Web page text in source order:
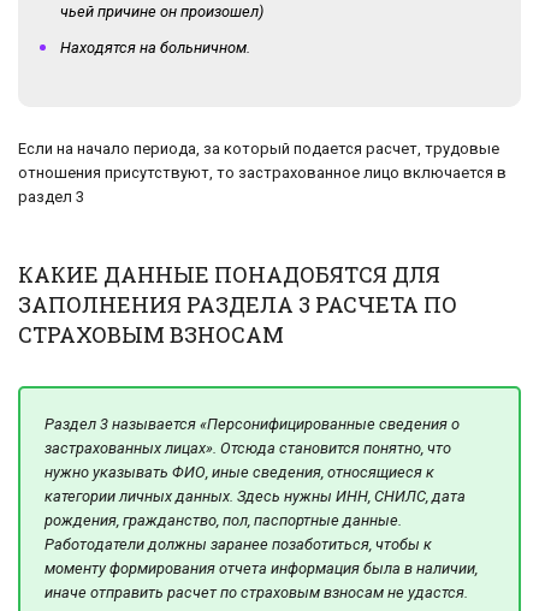
чьей причине он произошел)
Находятся на больничном.
Если на начало периода, за который подается расчет, трудовые
отношения присутствуют, то застрахованное лицо включается в
раздел 3
КАКИЕ ДАННЫЕ ПОНАДОБЯТСЯ ДЛЯ
ЗАПОЛНЕНИЯ РАЗДЕЛА 3 РАСЧЕТА ПО
СТРАХОВЫМ ВЗНОСАМ
Раздел 3 называется «Персонифицированные сведения о
застрахованных лицах». Отсюда становится понятно, что
нужно указывать ФИО, иные сведения, относящиеся к
категории личных данных. Здесь нужны ИНН, СНИЛС, дата
рождения, гражданство, пол, паспортные данные.
Работодатели должны заранее позаботиться, чтобы к
моменту формирования отчета информация была в наличии,
иначе отправить расчет по страховым взносам не удастся.